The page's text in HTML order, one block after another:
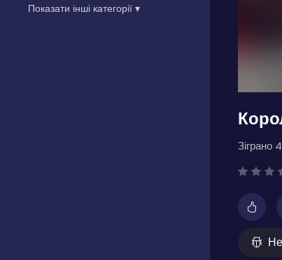
Показати інші категорії ▾
Зіграно